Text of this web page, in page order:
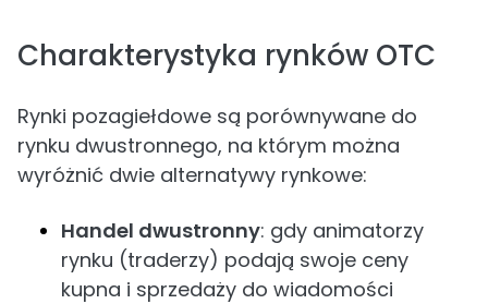
Charakterystyka rynków OTC
Rynki pozagiełdowe są porównywane do
rynku dwustronnego, na którym można
wyróżnić dwie alternatywy rynkowe:
Handel dwustronny: gdy animatorzy
rynku (traderzy) podają swoje ceny
kupna i sprzedaży do wiadomości